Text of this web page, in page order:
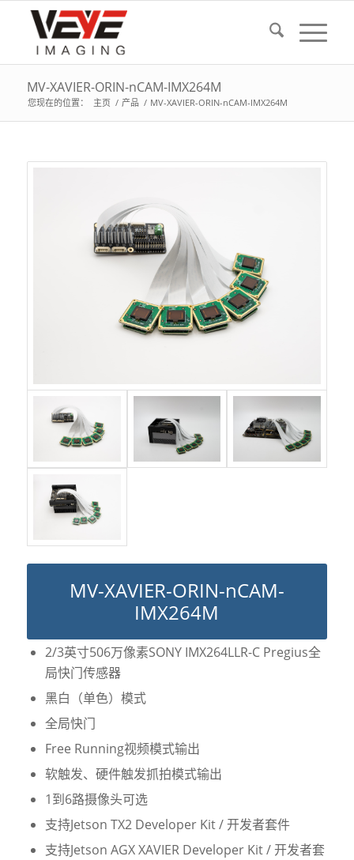
MV-XAVIER-ORIN-nCAM-IMX264M
您现在的位置： 主页 / 产品 / MV-XAVIER-ORIN-nCAM-IMX264M
MV-XAVIER-ORIN-nCAM-
IMX264M
2/3英寸506万像素SONY IMX264LLR-C Pregius全
局快门传感器
黑白（单色）模式
全局快门
Free Running视频模式输出
软触发、硬件触发抓拍模式输出
1到6路摄像头可选
支持Jetson TX2 Developer Kit / 开发者套件
支持Jetson AGX XAVIER Developer Kit / 开发者套